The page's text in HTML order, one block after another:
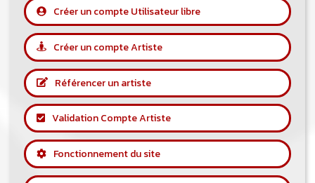
Créer un compte Utilisateur libre
Créer un compte Artiste
Référencer un artiste
Validation Compte Artiste
Fonctionnement du site